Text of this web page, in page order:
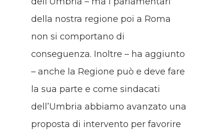
della nostra regione poi a Roma
non si comportano di
conseguenza. Inoltre – ha aggiunto
– anche la Regione può e deve fare
la sua parte e come sindacati
dell’Umbria abbiamo avanzato una
proposta di intervento per favorire